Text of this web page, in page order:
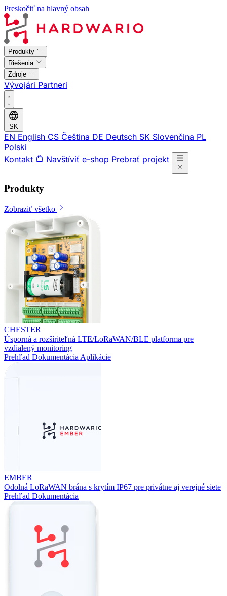
Preskočiť na hlavný obsah
Produkty
Riešenia
Zdroje
Vývojári Partneri
SK
EN English CS Čeština DE Deutsch SK Slovenčina PL
Polski
Kontakt
Navštíviť e-shop Prebrať projekt
Produkty
Zobraziť všetko
CHESTER
Úsporná a rozšíriteľná LTE/LoRaWAN/BLE platforma pre
vzdialený monitoring
Prehľad Dokumentácia Aplikácie
EMBER
Odolná LoRaWAN brána s krytím IP67 pre privátne aj verejné siete
Prehľad Dokumentácia